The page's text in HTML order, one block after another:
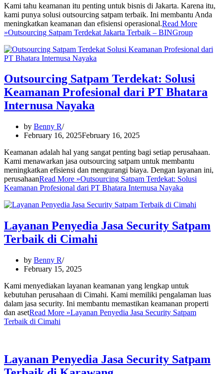
Kami tahu keamanan itu penting untuk bisnis di Jakarta. Karena itu,
kami punya solusi outsourcing satpam terbaik. Ini membantu Anda
meningkatkan keamanan dan efisiensi operasional.Read More
»Outsourcing Satpam Terdekat Jakarta Terbaik – BINGroup
Outsourcing Satpam Terdekat: Solusi
Keamanan Profesional dari PT Bhatara
Internusa Nayaka
by Benny R
February 16, 2025February 16, 2025
Keamanan adalah hal yang sangat penting bagi setiap perusahaan.
Kami menawarkan jasa outsourcing satpam untuk membantu
meningkatkan efisiensi dan mengurangi biaya. Dengan layanan ini,
perusahaanRead More »Outsourcing Satpam Terdekat: Solusi
Keamanan Profesional dari PT Bhatara Internusa Nayaka
Layanan Penyedia Jasa Security Satpam
Terbaik di Cimahi
by Benny R
February 15, 2025
Kami menyediakan layanan keamanan yang lengkap untuk
kebutuhan perusahaan di Cimahi. Kami memiliki pengalaman luas
dalam jasa security. Ini membantu memastikan keamanan properti
dan asetRead More »Layanan Penyedia Jasa Security Satpam
Terbaik di Cimahi
Layanan Penyedia Jasa Security Satpam